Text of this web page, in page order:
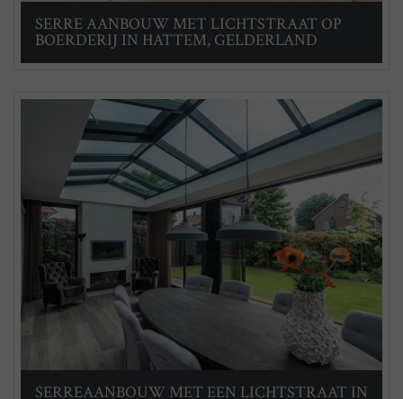
SERRE AANBOUW MET LICHTSTRAAT OP
BOERDERIJ IN HATTEM, GELDERLAND
SERREAANBOUW MET EEN LICHTSTRAAT IN